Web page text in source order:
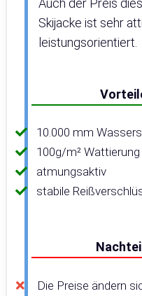
Auch der Preis
Skijacke ist sehr
leistungsorientiert.
10.000 mm
100g/m² Wattierung
atmungsaktiv
stabile
Die Preise ändern